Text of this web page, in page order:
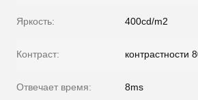
Яркость: 400cd/m2
Контраст: контрастности
Отвечает время: 8ms